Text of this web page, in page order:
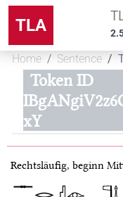
TLA
Home Sentence
Token ID
xY
Rechtsläufig, beginn